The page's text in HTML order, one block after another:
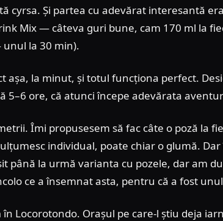
cyrsa. Și partea cu adevărat interesantă
Mix — câteva guri bune, cam 170 ml la
la 30 min).
așa, la minut, și totul funcționa perfect.
5–6 ore, că atunci începe adevărata
Îmi propusesem să fac câte o poză la
individual, poate chiar o glumă.
până la urmă varianta cu pozele, dar am
ce a însemnat asta, pentru că a fost
Locorotondo. Orașul pe care-l știu deja